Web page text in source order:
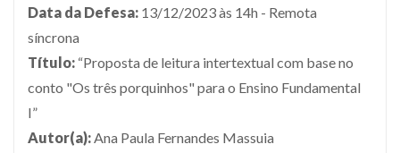
Data da Defesa: 13/12/2023 às 14h - Remota
síncrona
Título: “Proposta de leitura intertextual com base no
conto "Os três porquinhos" para o Ensino Fundamental
I”
Autor(a):Ana Paula Fernandes Massuia